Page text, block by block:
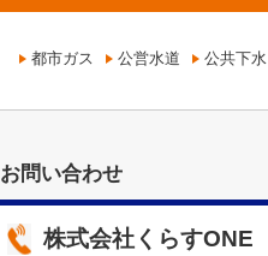
都市ガス 公営水道 公共下水
お問い合わせ
株式会社くらすONE